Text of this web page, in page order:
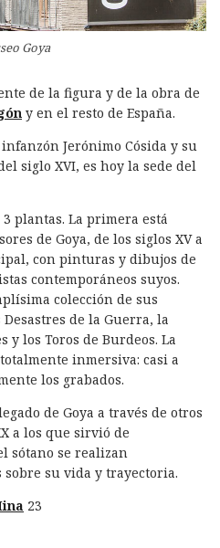
Goya
de la figura y de la obra de
y en el resto de España.
Jerónimo Cósida y su
siglo XVI, es hoy la sede del
plantas. La primera está
de Goya, de los siglos XV a
con pinturas y dibujos de
contemporáneos suyos.
colección de sus
de la Guerra, la
y los Toros de Burdeos. La
inmersiva: casi a
los grabados.
de Goya a través de otros
a los que sirvió de
sótano se realizan
su vida y trayectoria.
23